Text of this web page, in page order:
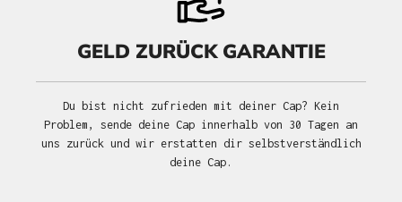
GELD ZURÜCK GARANTIE
Du bist nicht zufrieden mit deiner Cap? Kein
Problem, sende deine Cap innerhalb von 30 Tagen an
uns zurück und wir erstatten dir selbstverständlich
deine Cap.